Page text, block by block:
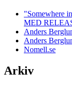
"Somewhere
MED
Anders
Anders
Nomell.se
Arkiv